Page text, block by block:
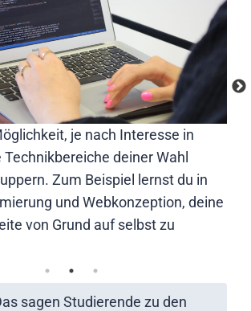
je nach Interesse in
deiner Wahl
Zum Beispiel lernst du in
und Webkonzeption, deine
von Grund auf selbst zu
sagen Studierende zu den